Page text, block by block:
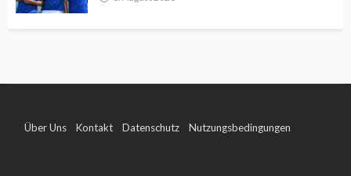
Über Uns Kontakt Datenschutz Nutzungsbedingungen